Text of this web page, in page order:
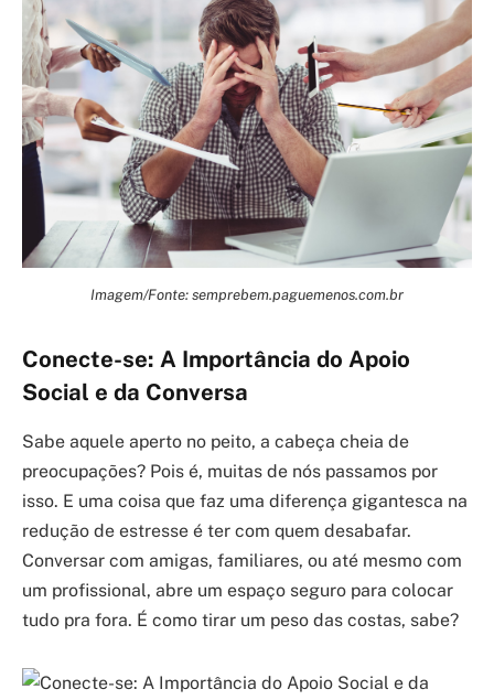
Imagem/Fonte: semprebem.paguemenos.com.br
Conecte-se: A Importância do Apoio
Social e da Conversa
Sabe aquele aperto no peito, a cabeça cheia de
preocupações? Pois é, muitas de nós passamos por
isso. E uma coisa que faz uma diferença gigantesca na
redução de estresse é ter com quem desabafar.
Conversar com amigas, familiares, ou até mesmo com
um profissional, abre um espaço seguro para colocar
tudo pra fora. É como tirar um peso das costas, sabe?